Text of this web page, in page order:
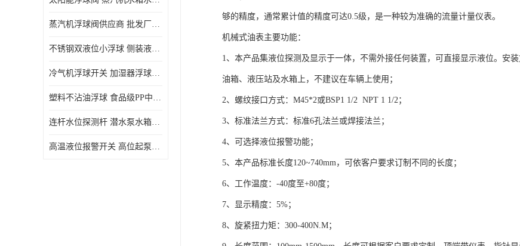
蒸汽机浮球阀供应商 批发厂家 支持定制
不锈钢双液位小浮球 侧装液位开关 金属304/316材质
冷气机浮球开关 加湿器浮球磁环 闪电发货
塑料不沾油浮球 食品级PP中空浮球302514
连杆水位探测杆 潜水泵水箱水位控制器 非标定制
高温液位报警开关 高位起泵低水位停泵 不锈钢浮球开关
够的精度，通常累计值的精度可达0.5级，是一种较为准确的流量计量仪表。
机械式油表主要功能：
1、本产品集液位探测及显示于一体，不需外接任何装置，可直接显示液位。安
油箱、液压站及水箱上，不建议在车辆上使用；
2、螺纹接口方式：M45*2或BSP1 1/2 NPT 1 1/2；
3、标准法兰方式：标准6孔法兰或焊接法兰；
4、可选择液位报警功能；
5、本产品标准长度120~740mm，可依客户要求订制不同的长度；
6、工作温度：-40度至+80度；
7、显示精度：5%；
8、旋紧扭力矩：300-400N.M；